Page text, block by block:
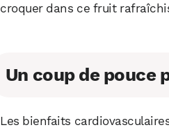
croquer dans ce fruit
Un coup de pouce
Les bienfaits